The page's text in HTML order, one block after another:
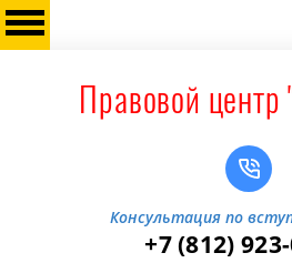
Правовой
Консультация по
+7 (812)